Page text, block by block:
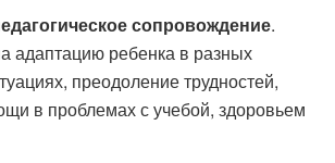
сопровождение.
адаптацию ребенка в разных
преодоление трудностей,
в проблемах с учебой, здоровьем